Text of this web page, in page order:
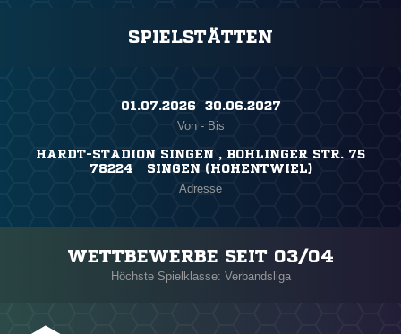
SPIELSTÄTTEN
01.07.2026 ​ 30.06.2027
Von - Bis
HARDT-STADION SINGEN , BOHLINGER STR. 75
78224 SINGEN (HOHENTWIEL)
Adresse
WETTBEWERBE SEIT 03/04
Höchste Spielklasse: Verbandsliga